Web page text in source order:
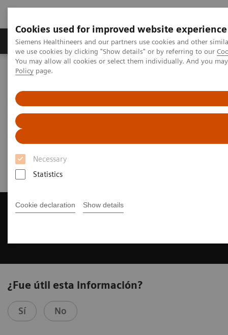
Cookies used for improved website experience
Siemens Healthineers and our partners use cookies and other
we use cookies by clicking "Show details" or by referring to our
You may allow all cookies or select them individually. And you
Policy page.
Necessary
Statistics
Cookie declaration Show details
Productos y servicios Especialidades Clínicas
Siemens Healthineers Latinoamérica
Get a Recommendation for your MRI System
Get a Recommendation for your
MRI System
¿Fue útil esta información?
Sí No